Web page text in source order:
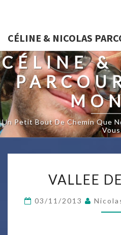
CÉLINE & NICOLAS
CÉLINE &
Un Petit Bout De Chemin Que
DE
VALLEE
03/11/2013